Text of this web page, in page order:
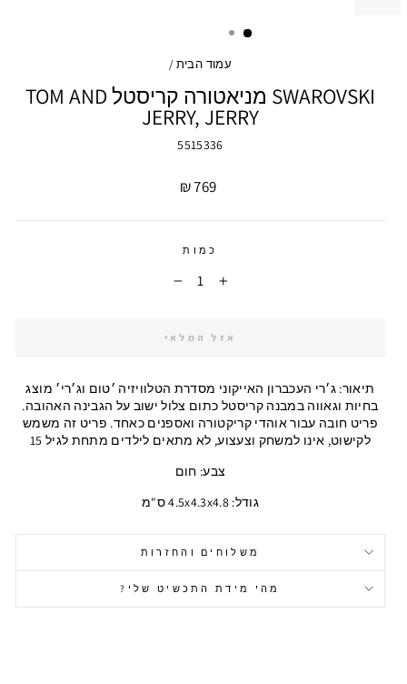
עמוד הבית /
SWAROVSKI מניאטורה קריסטל TOM AND
JERRY, JERRY
5515336
מחיר
769 ₪
כמות
+
אזל המלאי
תיאור: ג׳רי העכברון האייקוני מסדרת הטלוויזיה ׳טום וג׳רי׳ מוצג
בחיות וגאווה במבנה קריסטל כתום צלול ישוב על הגבינה האהובה.
פריט חובה עבור אוהדי קריקטורה ואספנים כאחד. פריט זה משמש
לקישוט, אינו למשחק וצעצוע, לא מתאים לילדים מתחת לגיל 15
צבע: חום
גודל: 4.5x4.3x4.8 ס"מ
משלוחים והחזרות
מהי מידת התכשיט שלי?